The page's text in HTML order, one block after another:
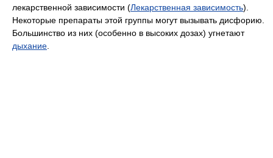
лекарственной зависимости (Лекарственная зависимость).
Некоторые препараты этой группы могут вызывать дисфорию.
Большинство из них (особенно в высоких дозах) угнетают
дыхание